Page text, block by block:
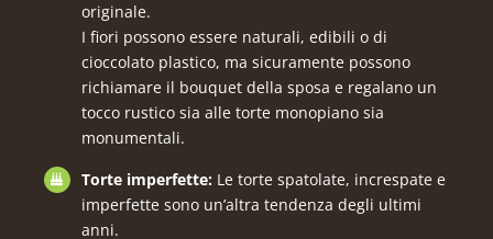
originale.
I fiori possono essere naturali, edibili o di
cioccolato plastico, ma sicuramente possono
richiamare il bouquet della sposa e regalano un
tocco rustico sia alle torte monopiano sia
monumentali.
Torte imperfette:Le torte spatolate, increspate e
imperfette sono un’altra tendenza degli ultimi
anni.